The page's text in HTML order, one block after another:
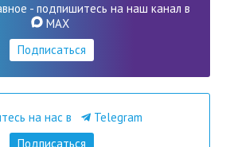
- подпишитесь на наш канал в
MAX
Подписаться
на нас в
Telegram
Подписаться